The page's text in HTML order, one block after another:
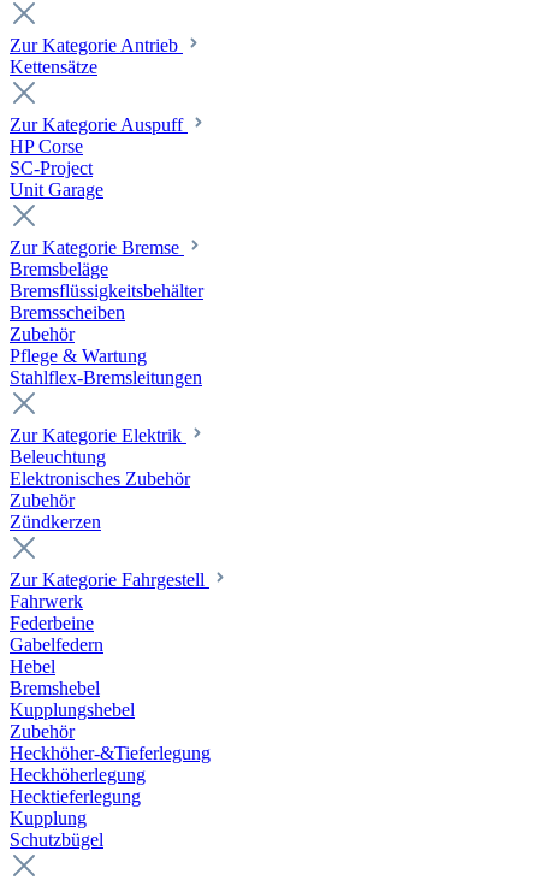
Zur Kategorie Antrieb
Kettensätze
Zur Kategorie Auspuff
HP Corse
SC-Project
Unit Garage
Zur Kategorie Bremse
Bremsbeläge
Bremsflüssigkeitsbehälter
Bremsscheiben
Zubehör
Pflege & Wartung
Stahlflex-Bremsleitungen
Zur Kategorie Elektrik
Beleuchtung
Elektronisches Zubehör
Zubehör
Zündkerzen
Zur Kategorie Fahrgestell
Fahrwerk
Federbeine
Gabelfedern
Hebel
Bremshebel
Kupplungshebel
Zubehör
Heckhöher-&Tieferlegung
Heckhöherlegung
Hecktieferlegung
Kupplung
Schutzbügel